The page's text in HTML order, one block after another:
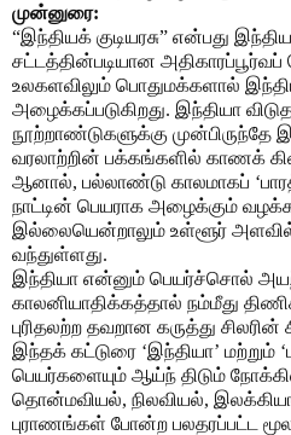
முன்னுரை:
“இந்தியக் குடியரசு” என்பது
சட்டத்தின்படியான அதிகாரப்பூர்வப்
உலகளவிலும் பொதுமக்களால்
அழைக்கப்படுகிறது. இந்தியா
நூற்றாண்டுகளுக்கு முன்பிருந்தே
வரலாற்றின் பக்கங்களில் காணக்
ஆனால், பல்லாண்டு காலமாகப்
நாட்டின் பெயராக அழைக்கும்
இல்லையென்றாலும் உள்ளூர்
வந்துள்ளது.
இந்தியா என்னும் பெயர்ச்சொல்
காலனியாதிக்கத்தால் நம்மீது
புரிதலற்ற தவறான கருத்து
இந்தக் கட்டுரை ‘இந்தியா’ மற்றும்
பெயர்களையும் ஆய்ந் திடும்
தொன்மவியல், நிலவியல்,
புராணங்கள் போன்ற பலதரப்பட்ட